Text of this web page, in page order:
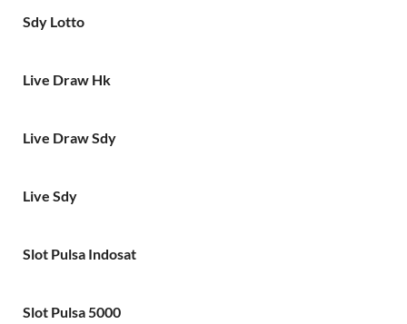
Sdy Lotto
Live Draw Hk
Live Draw Sdy
Live Sdy
Slot Pulsa Indosat
Slot Pulsa 5000